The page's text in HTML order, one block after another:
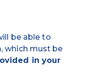
be able to
which must be
in your